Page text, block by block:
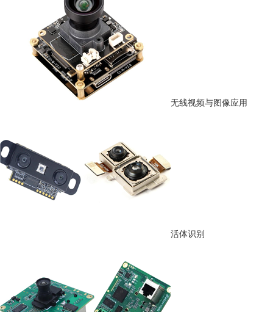
无线视频与图像应用
活体识别